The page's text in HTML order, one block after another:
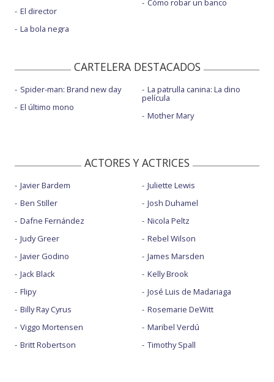
El director
La bola negra
Cómo robar un banco
CARTELERA DESTACADOS
Spider-man: Brand new day
El último mono
La patrulla canina: La dino
película
Mother Mary
ACTORES Y ACTRICES
Javier Bardem
Ben Stiller
Dafne Fernández
Judy Greer
Javier Godino
Jack Black
Flipy
Billy Ray Cyrus
Viggo Mortensen
Britt Robertson
Juliette Lewis
Josh Duhamel
Nicola Peltz
Rebel Wilson
James Marsden
Kelly Brook
José Luis de Madariaga
Rosemarie DeWitt
Maribel Verdú
Timothy Spall